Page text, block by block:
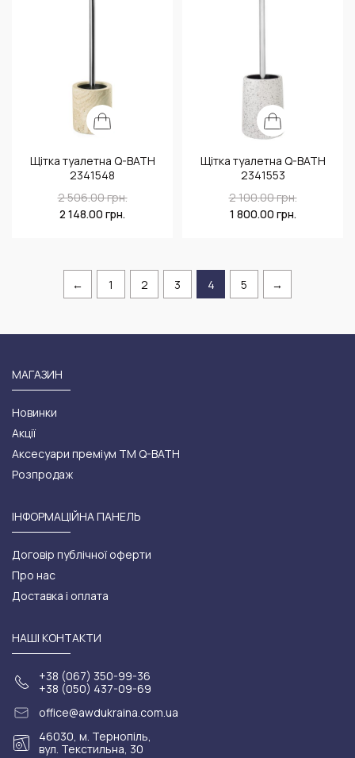
Щітка туалетна Q-BATH
2341548
2 506.00грн.
2 148.00 грн.
Щітка туалетна Q-BATH
2341553
2 100.00грн.
1 800.00 грн.
← 1 2 3 4 5 →
МАГАЗИН
Новинки
Акції
Аксесуари преміум ТМ Q-BATH
Розпродаж
ІНФОРМАЦІЙНА ПАНЕЛЬ
Договір публічної оферти
Про нас
Доставка і оплата
НАШІ КОНТАКТИ
+38 (067) 350-99-36
+38 (050) 437-09-69
office@awdukraina.com.ua
46030, м. Тернопіль,
вул. Текстильна, 30